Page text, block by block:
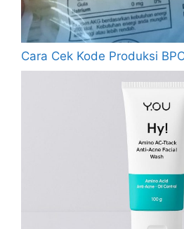
Cara Cek Kode Produksi